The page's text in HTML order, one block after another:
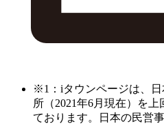
※1：iタウンページは、日
所（2021年6月現在）を
ております。日本の民営